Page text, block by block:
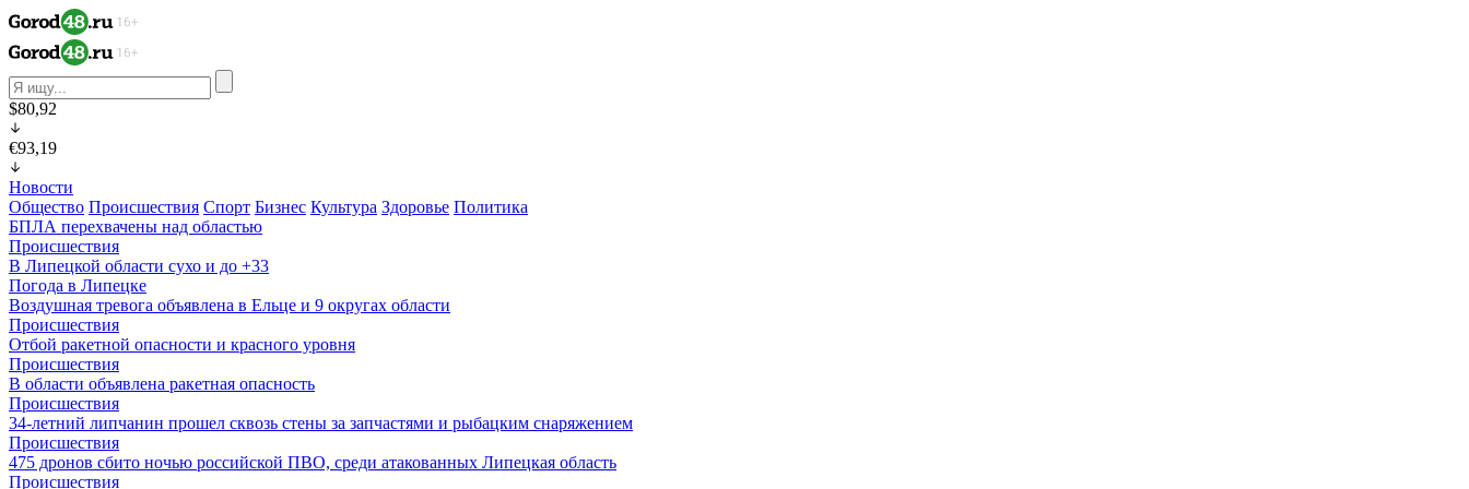
$80,92
€93,19
Новости
Общество Происшествия Спорт Бизнес Культура Здоровье Политика
БПЛА перехвачены над областью
Происшествия
В Липецкой области сухо и до +33
Погода в Липецке
Воздушная тревога объявлена в Ельце и 9 округах области
Происшествия
Отбой ракетной опасности и красного уровня
Происшествия
В области объявлена ракетная опасность
Происшествия
34-летний липчанин прошел сквозь стены за запчастями и рыбацким снаряжением
Происшествия
475 дронов сбито ночью российской ПВО, среди атакованных Липецкая область
Происшествия